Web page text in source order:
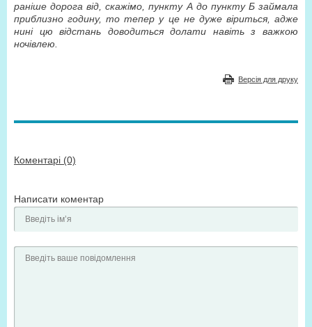
раніше дорога від, скажімо, пункту А до пункту Б займала
приблизно годину, то тепер у це не дуже віриться, адже
нині цю відстань доводиться долати навіть з важкою
ночівлею.
Версія для друку
Коментарі (0)
Написати коментар